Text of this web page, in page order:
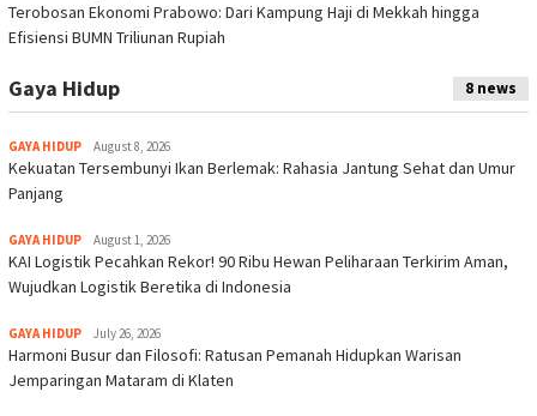
Terobosan Ekonomi Prabowo: Dari Kampung Haji di Mekkah hingga
Efisiensi BUMN Triliunan Rupiah
Gaya Hidup 8 news
GAYA HIDUP August 8, 2026
Kekuatan Tersembunyi Ikan Berlemak: Rahasia Jantung Sehat dan Umur
Panjang
GAYA HIDUP August 1, 2026
KAI Logistik Pecahkan Rekor! 90 Ribu Hewan Peliharaan Terkirim Aman,
Wujudkan Logistik Beretika di Indonesia
GAYA HIDUP July 26, 2026
Harmoni Busur dan Filosofi: Ratusan Pemanah Hidupkan Warisan
Jemparingan Mataram di Klaten